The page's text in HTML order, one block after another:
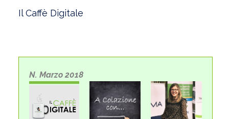
Il Caffè Digitale
N. Marzo 2018